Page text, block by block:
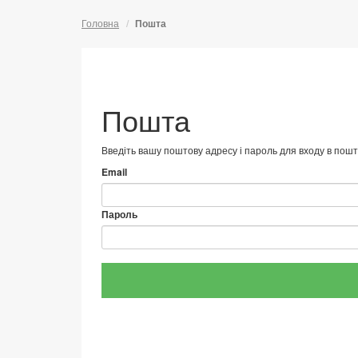
Головна Пошта
Пошта
Введіть вашу поштову адресу і пароль для входу в
Email
Пароль